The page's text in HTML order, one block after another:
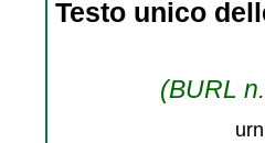
Testo unico
(BURL